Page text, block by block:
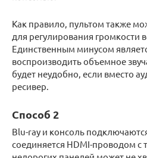
Как правило, пультом также
для регулирования громкости
Единственным минусом
воспроизводить объемное
будет неудобно, если вместо
ресивер.
Способ 2
Blu-ray и консоль
соединяется HDMI-проводом с